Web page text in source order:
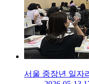
서울 중장년 일자